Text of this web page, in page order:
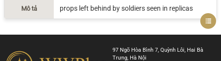
Mô tả props left behind by soldiers seen in replicas
97 Ngõ Hòa Bình 7, Quỳnh Lôi, Hai Bà
Trưng, Hà Nội